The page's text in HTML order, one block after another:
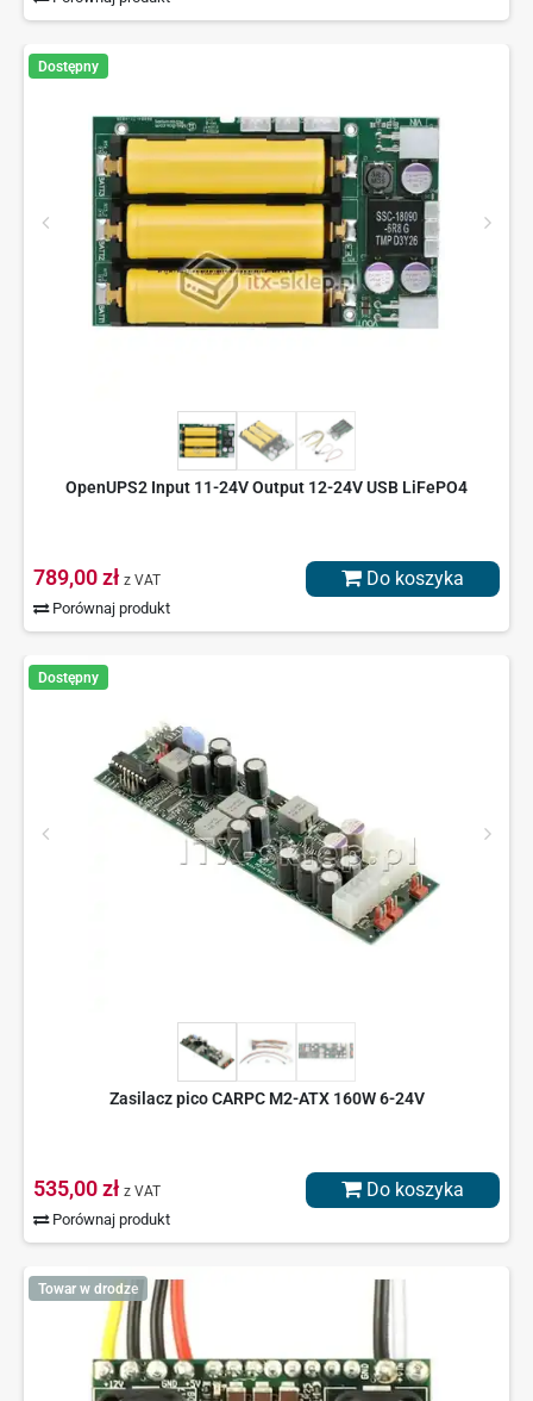
Dostępny
OpenUPS2 Input 11-24V Output 12-24V USB LiFePO4
789,00 zł z VAT
Porównaj produkt
Do koszyka
Dostępny
Zasilacz pico CARPC M2-ATX 160W 6-24V
535,00 zł z VAT
Porównaj produkt
Do koszyka
Towar w drodze